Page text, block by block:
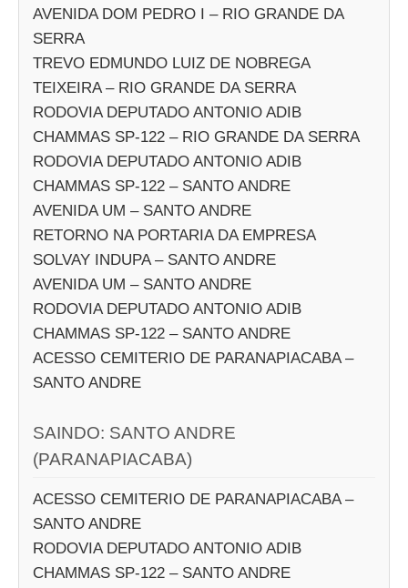
AVENIDA DOM PEDRO I – RIO GRANDE DA
SERRA
TREVO EDMUNDO LUIZ DE NOBREGA
TEIXEIRA – RIO GRANDE DA SERRA
RODOVIA DEPUTADO ANTONIO ADIB
CHAMMAS SP-122 – RIO GRANDE DA SERRA
RODOVIA DEPUTADO ANTONIO ADIB
CHAMMAS SP-122 – SANTO ANDRE
AVENIDA UM – SANTO ANDRE
RETORNO NA PORTARIA DA EMPRESA
SOLVAY INDUPA – SANTO ANDRE
AVENIDA UM – SANTO ANDRE
RODOVIA DEPUTADO ANTONIO ADIB
CHAMMAS SP-122 – SANTO ANDRE
ACESSO CEMITERIO DE PARANAPIACABA –
SANTO ANDRE
SAINDO: SANTO ANDRE
(PARANAPIACABA)
ACESSO CEMITERIO DE PARANAPIACABA –
SANTO ANDRE
RODOVIA DEPUTADO ANTONIO ADIB
CHAMMAS SP-122 – SANTO ANDRE